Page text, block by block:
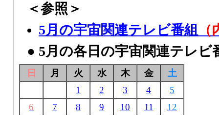
＜参照＞
5月の宇宙関連テレビ番組
● 5月の各日の宇宙関連テレビ
日 月 火 水 木 金
土
1
2 3 4
5
6
7 8 9 10 11
12